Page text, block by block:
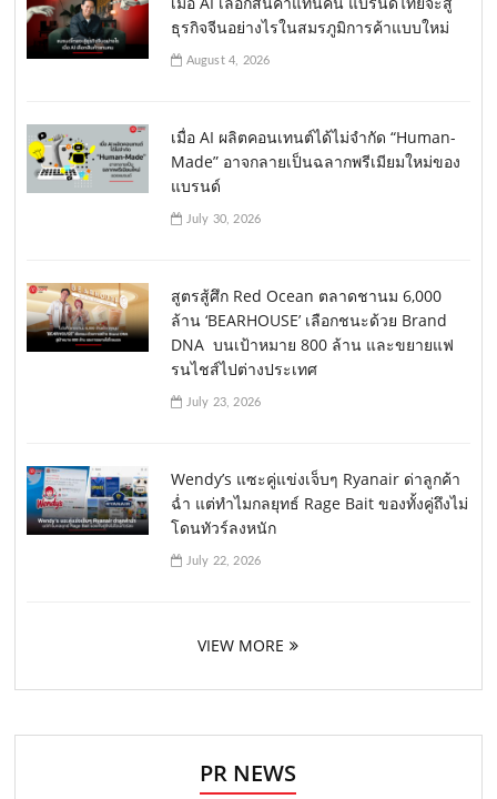
ธุรกิจจีนอย่างไรในสมรภูมิการค้าแบบใหม่
August 4, 2026
เมื่อ AI ผลิตคอนเทนต์ได้ไม่จำกัด “Human-
Made” อาจกลายเป็นฉลากพรีเมียมใหม่ของ
แบรนด์
July 30, 2026
สูตรสู้ศึก Red Ocean ตลาดชานม 6,000
ล้าน ‘BEARHOUSE’ เลือกชนะด้วย Brand
DNA บนเป้าหมาย 800 ล้าน และขยายแฟ
รนไชส์ไปต่างประเทศ
July 23, 2026
Wendy’s แซะคู่แข่งเจ็บๆ Ryanair ด่าลูกค้า
ฉ่ำ แต่ทำไมกลยุทธ์ Rage Bait ของทั้งคู่ถึงไม่
โดนทัวร์ลงหนัก
July 22, 2026
VIEW MORE
PR NEWS